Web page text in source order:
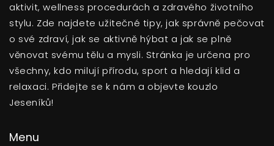
aktivit, wellness procedurách a zdravého životního
stylu. Zde najdete užitečné tipy, jak správně pečovat
o své zdraví, jak se aktivně hýbat a jak se plně
věnovat svému tělu a mysli. Stránka je určena pro
všechny, kdo milují přírodu, sport a hledají klid a
relaxaci. Přidejte se k nám a objevte kouzlo
Jeseníků!
Menu